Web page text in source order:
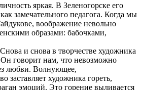
яркая. В Зеленогорске его
замечательного педагога. Когда мы
воображение невольно
образами: бабочками,
и снова в творчестве художника
Он говорит нам, что невозможно
любви. Волнующее,
заставляет художника гореть,
эмоций. Это горение выливается